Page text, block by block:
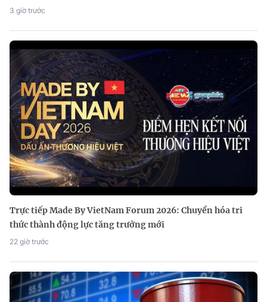
3 giờ trước
Trực tiếp Made By VietNam Forum 2026: Chuyển hóa tri
thức thành động lực tăng trưởng mới
22 giờ trước